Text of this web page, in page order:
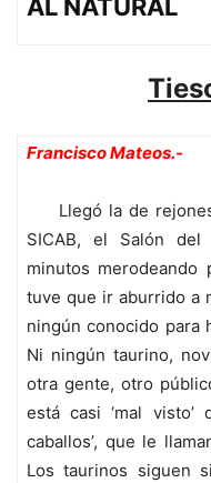
AL NATURAL
Francisco Mateos.-
Llegó la de rejones
SICAB, el Salón
minutos
tuve que ir aburrido a
ningún conocido para
Ni ningún taurino,
otra gente, otro
está casi ‘mal
caballos’, que le
Los taurinos siguen